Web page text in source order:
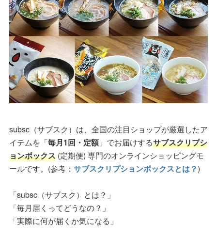
subsc（サブスク）は、全国の注目ショップが厳選したア
イテムを「毎月1回・定額」でお届けするサブスクリプシ
ョンボックス (定期便) 専門のオンラインショッピングモ
ールです。(参考： サブスクリプションボックスとは？)
「subsc（サブスク）とは？」
「毎月届くってどうなの？」
「実際に何が届くか気になる」